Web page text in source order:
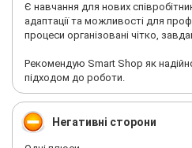
Є навчання для нових
адаптації та можливості для
процеси організовані чітко,
Рекомендую Smart Shop як
підходом до роботи.
Негативні сторони